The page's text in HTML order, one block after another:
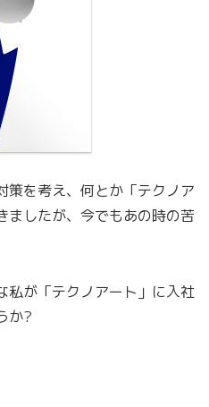
策を考え、何とか「テクノア
ましたが、今でもあの時の苦
私が「テクノアート」に入社
か?